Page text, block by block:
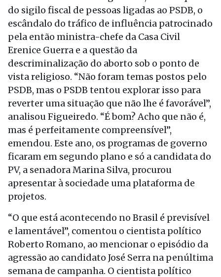
do sigilo fiscal de pessoas ligadas ao PSDB, o
escândalo do tráfico de influência patrocinado
pela então ministra-chefe da Casa Civil
Erenice Guerra e a questão da
descriminalização do aborto sob o ponto de
vista religioso. “Não foram temas postos pelo
PSDB, mas o PSDB tentou explorar isso para
reverter uma situação que não lhe é favorável”,
analisou Figueiredo. “É bom? Acho que não é,
mas é perfeitamente compreensível”,
emendou. Este ano, os programas de governo
ficaram em segundo plano e só a candidata do
PV, a senadora Marina Silva, procurou
apresentar à sociedade uma plataforma de
projetos.
“O que está acontecendo no Brasil é previsível
e lamentável”, comentou o cientista político
Roberto Romano, ao mencionar o episódio da
agressão ao candidato José Serra na penúltima
semana de campanha. O cientista político